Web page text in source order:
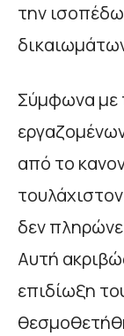
την
Σύμφωνα με
από το
δεν
Αυτή
επιδίωξη